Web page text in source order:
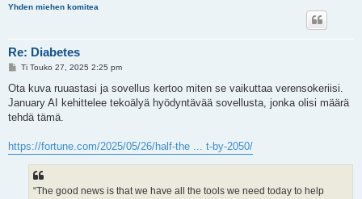
Yhden miehen komitea
Re: Diabetes
V
e
t
i
Ti Touko 27, 2025 2:25 pm
Ota kuva ruuastasi ja sovellus kertoo miten se vaikuttaa verensokeriisi.
January AI kehittelee tekoälyä hyödyntävää sovellusta, jonka olisi määrä
tehdä tämä.
https://fortune.com/2025/05/26/half-the ... t-by-2050/
“The good news is that we have all the tools we need today to help